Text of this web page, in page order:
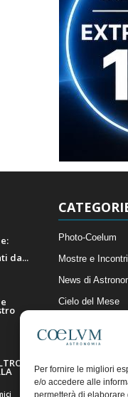
Per fornire le migliori
e/o accedere alle
permetterà di
da...
Photo-Coelum
Mostre e Incontri
News di
Cielo del Mese
Articoli e Risorse
Il Blog della